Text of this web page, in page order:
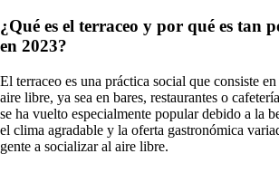
¿Qué es el terraceo y por qué es tan
en 2023?
El terraceo es una práctica social que consiste
aire libre, ya sea en bares, restaurantes o
se ha vuelto especialmente popular debido a la
el clima agradable y la oferta gastronómica
gente a socializar al aire libre.